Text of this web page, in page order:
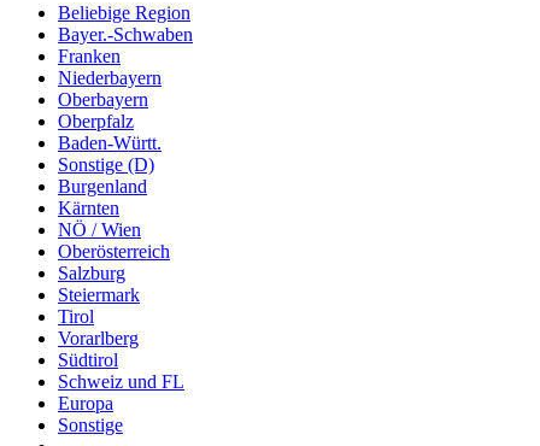
Beliebige Region
Bayer.-Schwaben
Franken
Niederbayern
Oberbayern
Oberpfalz
Baden-Württ.
Sonstige (D)
Burgenland
Kärnten
NÖ / Wien
Oberösterreich
Salzburg
Steiermark
Tirol
Vorarlberg
Südtirol
Schweiz und FL
Europa
Sonstige